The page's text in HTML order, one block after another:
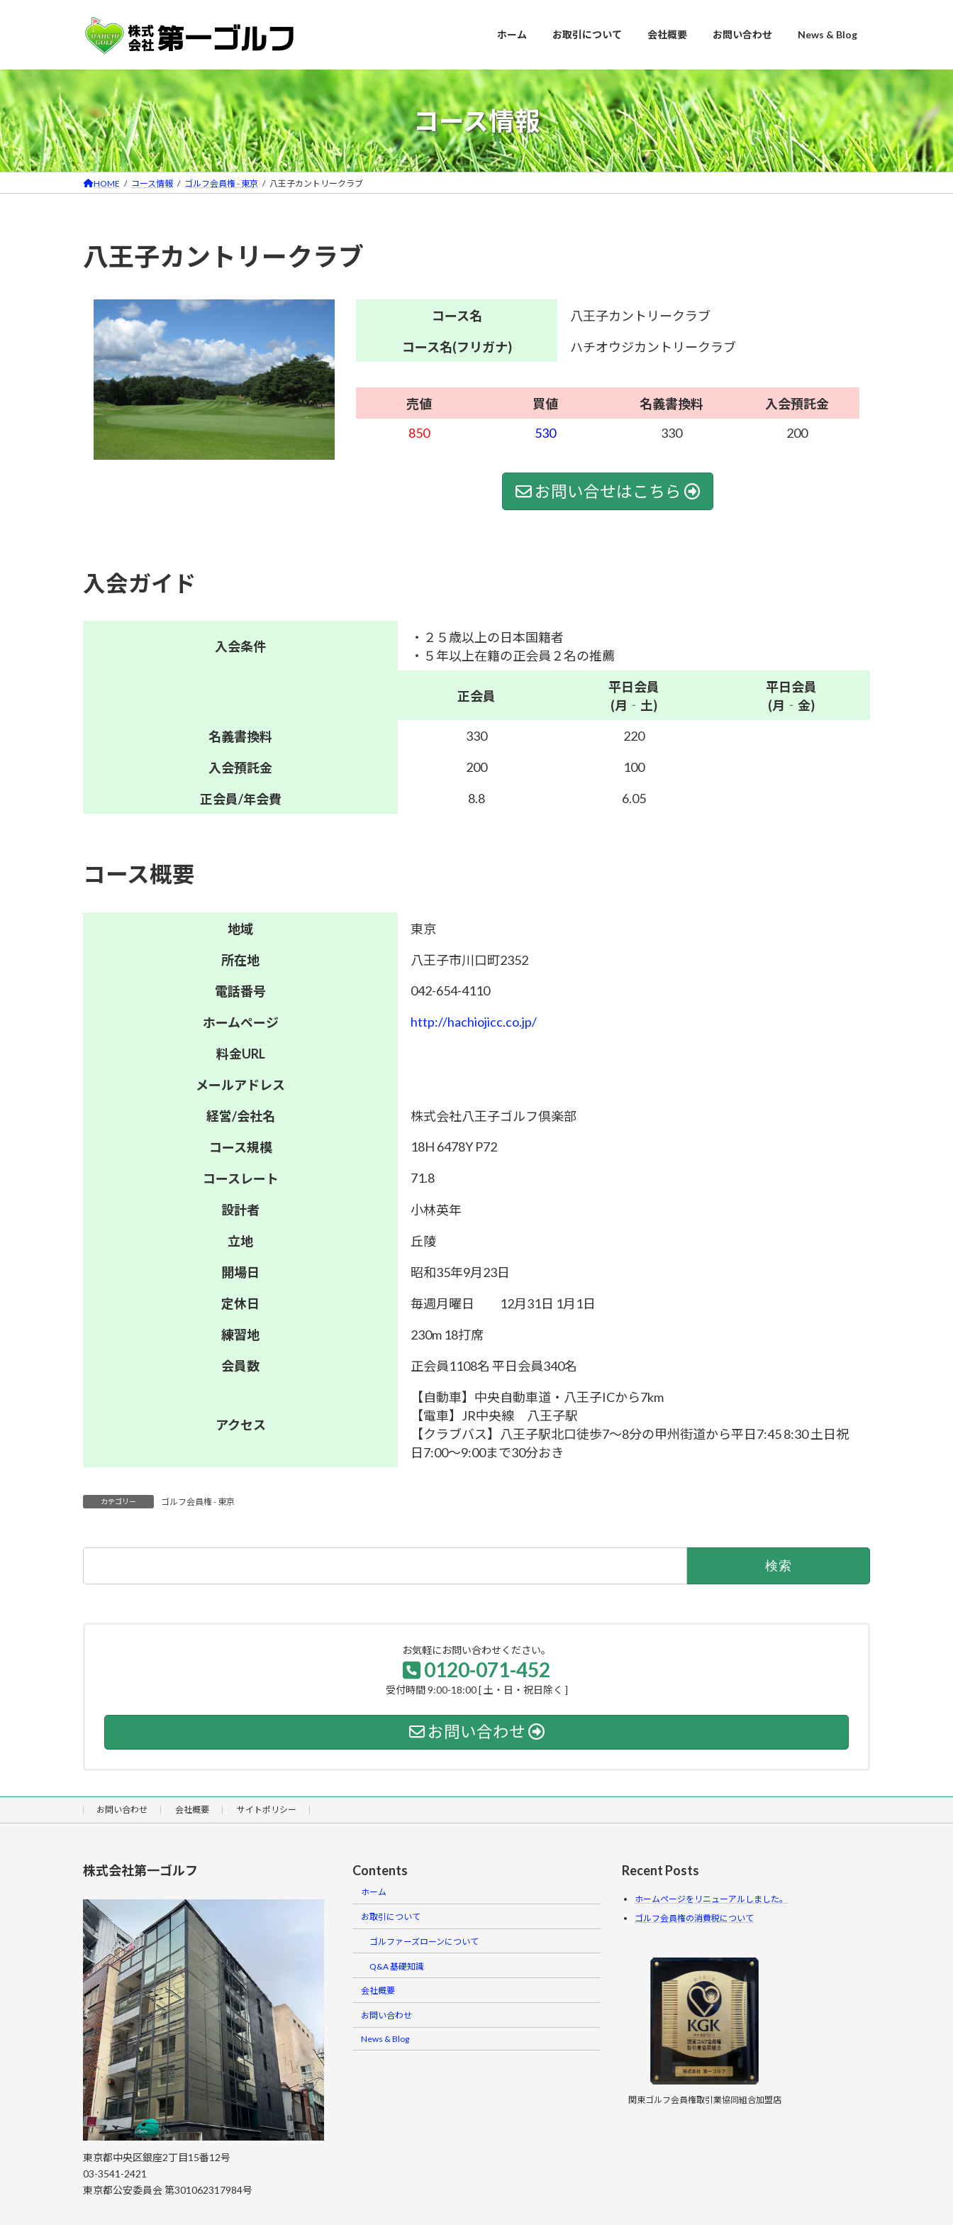
ツ
へ
ス
キ
ッ
プ
シ
ョ
ン
に
移
動
ホーム お取引について 会社概要 お問い合わせ News & Blog
コース情報
HOME コース情報 ゴルフ会員権 - 東京 八王子カントリークラブ
八王子カントリークラブ
コース名
八王子カントリークラブ
コース名(フリガナ) ハチオウジカントリークラブ
売値 買値 名義書換料
入会預託金
850
530 330 200
お問い合せはこちら
入会ガイド
入会条件
・２５歳以上の日本国籍者
・５年以上在籍の正会員２名の推薦
正会員
平日会員
(月‐土)
平日会員
(月‐金)
名義書換料 330 220
入会預託金 200 100
正会員/年会費 8.8 6.05
コース概要
地域
東京
所在地
八王子市川口町2352
電話番号
042-654-4110
ホームページ http://hachiojicc.co.jp/
料金URL
メールアドレス
経営/会社名
株式会社八王子ゴルフ倶楽部
コース規模 18H 6478Y P72
コースレート 71.8
設計者
小林英年
立地
丘陵
開場日
昭和35年9月23日
定休日
毎週月曜日 12月31日 1月1日
練習地
230m 18打席
会員数
正会員1108名 平日会員340名
アクセス
【自動車】中央自動車道・八王子ICから7km
【電車】JR中央線 八王子駅
【クラブバス】八王子駅北口徒歩7～8分の甲州街道から平日7:45 8:30 土日祝
日7:00～9:00まで30分おき
カテゴリー ゴルフ会員権 - 東京
お気軽にお問い合わせください。
0120-071-452
受付時間 9:00-18:00 [ 土・日・祝日除く ]
お問い合わせ
お問い合わせ 会社概要 サイトポリシー
株式会社第一ゴルフ
東京都中央区銀座2丁目15番12号
03-3541-2421
東京都公安委員会 第301062317984号
Contents
ホーム
お取引について
ゴルファーズローンについて
Q&A 基礎知識
会社概要
お問い合わせ
News & Blog
Recent Posts
ホームページをリニューアルしました。
ゴルフ会員権の消費税について
関東ゴルフ会員権取引業協同組合加盟店